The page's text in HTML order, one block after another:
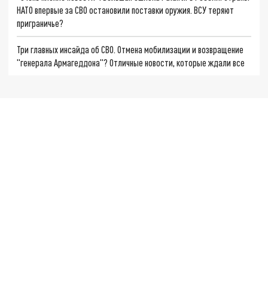
НАТО впервые за СВО остановили поставки оружия. ВСУ теряют
приграничье?
Три главных инсайда об СВО. Отмена мобилизации и возвращение
"генерала Армагеддона"? Отличные новости, которые ждали все